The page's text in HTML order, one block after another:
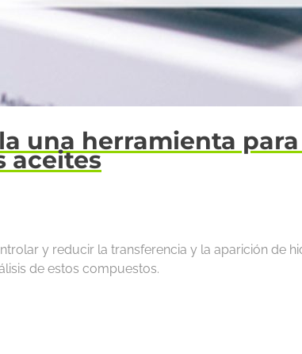
una herramienta
aceites
y reducir la transferencia y la aparición de
de estos compuestos.